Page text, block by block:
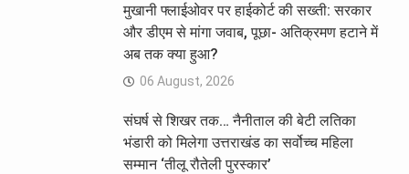
मुखानी फ्लाईओवर पर हाईकोर्ट की सख्ती: सरकार
और डीएम से मांगा जवाब, पूछा- अतिक्रमण हटाने में
अब तक क्या हुआ?
06 August, 2026
संघर्ष से शिखर तक… नैनीताल की बेटी लतिका
भंडारी को मिलेगा उत्तराखंड का सर्वोच्च महिला
सम्मान ‘तीलू रौतेली पुरस्कार’